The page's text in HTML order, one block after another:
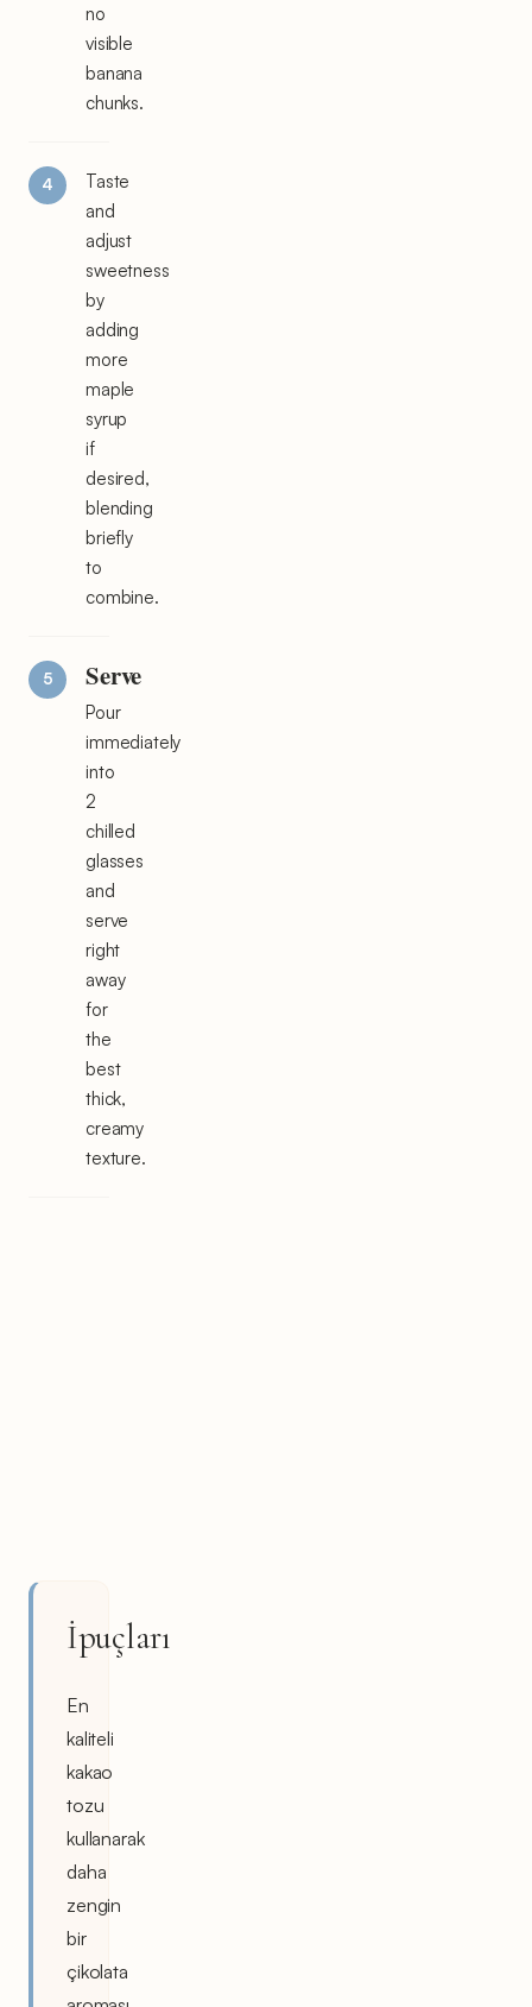
no
visible
banana
chunks.
Taste
and
adjust
sweetness
by
adding
more
maple
syrup
if
desired,
blending
briefly
to
combine.
Serve
Pour
immediately
into
2
chilled
glasses
and
serve
right
away
for
the
best
thick,
creamy
texture.
İpuçları
En
kaliteli
kakao
tozu
kullanarak
daha
zengin
bir
çikolata